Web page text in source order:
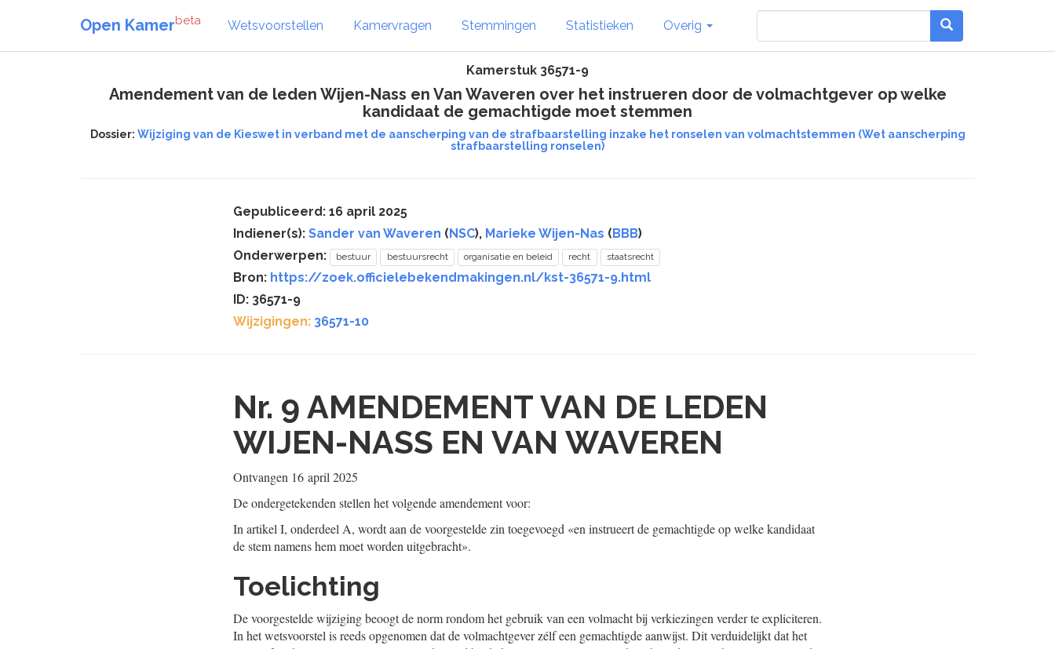
Open Kamerbeta Wetsvoorstellen Kamervragen Stemmingen Statistieken Overig
Kamerstuk 36571-9
Amendement van de leden Wijen-Nass en Van Waveren over het instrueren door de volmachtgever op welke
kandidaat de gemachtigde moet stemmen
Dossier: Wijziging van de Kieswet in verband met de aanscherping van de strafbaarstelling inzake het ronselen van volmachtstemmen (Wet aanscherping
strafbaarstelling ronselen)
Gepubliceerd: 16 april 2025
Indiener(s): Sander van Waveren (NSC), Marieke Wijen-Nas (BBB)
Onderwerpen:
bestuur bestuursrecht organisatie en beleid recht staatsrecht
Bron: https://zoek.officielebekendmakingen.nl/kst-36571-9.html
ID: 36571-9
Wijzigingen: 36571-10
Nr. 9 AMENDEMENT VAN DE LEDEN
WIJEN-NASS EN VAN WAVEREN
Ontvangen 16 april 2025
De ondergetekenden stellen het volgende amendement voor:
In artikel I, onderdeel A, wordt aan de voorgestelde zin toegevoegd «en instrueert de gemachtigde op welke kandidaat
de stem namens hem moet worden uitgebracht».
Toelichting
De voorgestelde wijziging beoogt de norm rondom het gebruik van een volmacht bij verkiezingen verder te expliciteren.
In het wetsvoorstel is reeds opgenomen dat de volmachtgever zélf een gemachtigde aanwijst. Dit verduidelijkt dat het